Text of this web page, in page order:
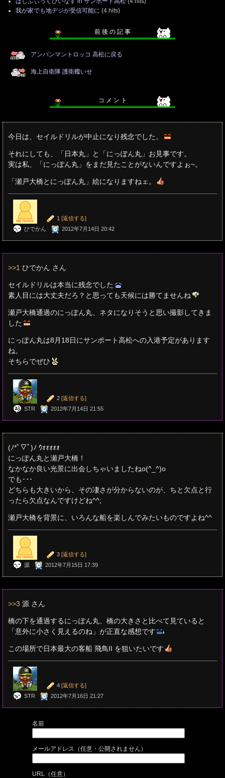
我が家でも地デジが受信可能に (4 hits)
前 後 の 記 事
アンパンマントロッコ 高松に戻る
海上自衛隊 護衛艦いせ
コ メ ン ト
今日は、セイルドリルが中止になり残念でした。
それにしても、「日本丸」と「にっぽん丸」お見事です。
実は私、「にっぽん丸」をまだ見たことがないんですよぉ~。
「瀬戸大橋とにっぽん丸」絵になりますねェ。
1 [返信する]
ひでかん
2012年7月14日 20:42
>>1 ひでかん さん
セイルドリルは本当に残念でした
素人目には大丈夫だろ？と思っても天候には勝てませんね
瀬戸大橋通過のにっぽん丸、ネタになりそうと思い撮影してきま
した
にっぽん丸は8月18日にサンポート高松への入港予定があります
ね。
そちらでぜひ
2 [返信する]
STR
2012年7月14日 21:55
(ﾉ*ﾟ▽ﾟ)ﾉ ｳｫｫｫｫｫ
にっぽん丸と瀬戸大橋！
なかなか良い光景に出会しちゃいましたねo(^_^)o
でも･･･
どちらも大きいから、その凄さが分からないのが、ちと欠点と行
ったら欠点なんですけどね^^;
瀬戸大橋を背景に、いろんな船を楽しんでみたいものですよね^^
3 [返信する]
源
2012年7月15日 17:39
>>3 源 さん
橋の下を通過するにっぽん丸、橋の大きさと比べて見ていると
「意外に小さく見えるのね」が正直な感想です
この場所で日本最大の客船 飛鳥II を狙いたいです
4 [返信する]
STR
2012年7月16日 21:27
名前
メールアドレス（任意・公開されません）
URL（任意）